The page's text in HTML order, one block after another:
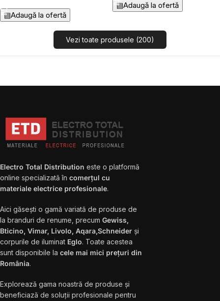
▤Adaugă la ofertă
▤Adaugă la ofertă
Vezi toate produsele (200)
Electro Total Distribution este o platformă
online specializată în comerțul cu
materiale electrice profesionale.
Aici găsești o gamă variată de produse de
la branduri de renume, precum Gewiss,
Bticino, Vimar, Livolo, Aqara,Schneider și
corpurile de iluminat Eglo. Toate acestea
sunt disponibile la cele mai mici prețuri din
România.
Explorează gama noastră de produse și
beneficiază de soluții profesionale pentru